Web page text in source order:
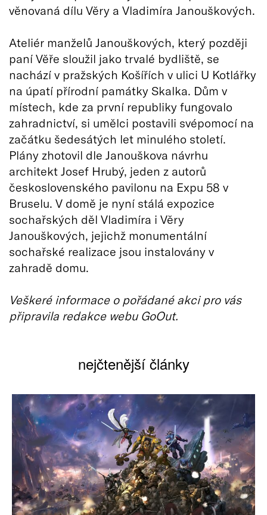
věnovaná dílu Věry a Vladimíra Janouškových.
Ateliér manželů Janouškových, který později
paní Věře sloužil jako trvalé bydliště, se
nachází v pražských Košířích v ulici U Kotlářky
na úpatí přírodní památky Skalka. Dům v
místech, kde za první republiky fungovalo
zahradnictví, si umělci postavili svépomocí na
začátku šedesátých let minulého století.
Plány zhotovil dle Janouškova návrhu
architekt Josef Hrubý, jeden z autorů
československého pavilonu na Expu 58 v
Bruselu. V domě je nyní stálá expozice
sochařských děl Vladimíra i Věry
Janouškových, jejichž monumentální
sochařské realizace jsou instalovány v
zahradě domu.
Veškeré informace o pořádané akci pro vás
připravila redakce webu GoOut.
nejčtenější články